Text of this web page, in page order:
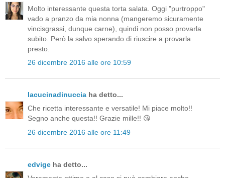
Molto interessante questa torta salata. Oggi "purtroppo"
vado a pranzo da mia nonna (mangeremo sicuramente
vincisgrassi, dunque carne), quindi non posso provarla
subito. Però la salvo sperando di riuscire a provarla
presto.
26 dicembre 2016 alle ore 10:59
lacucinadinuccia ha detto...
Che ricetta interessante e versatile! Mi piace molto!!
Segno anche questa!! Grazie mille!! 😘
26 dicembre 2016 alle ore 11:49
edvige ha detto...